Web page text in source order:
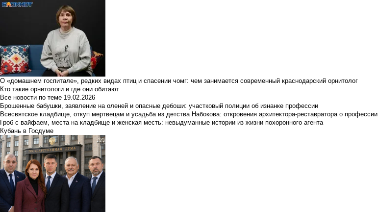
О «домашнем госпитале», редких видах птиц и спасении чомг: чем занимается современный краснодарский орнитолог
Кто такие орнитологи и где они обитают
Все новости по теме 19.02.2026
Брошенные бабушки, заявление на оленей и опасные дебоши: участковый полиции об изнанке профессии
Всесвятское кладбище, откуп мертвецам и усадьба из детства Набокова: откровения архитектора-реставратора о профессии
Гроб с вайфаем, места на кладбище и женская месть: невыдуманные истории из жизни похоронного агента
Кубань в Госдуме